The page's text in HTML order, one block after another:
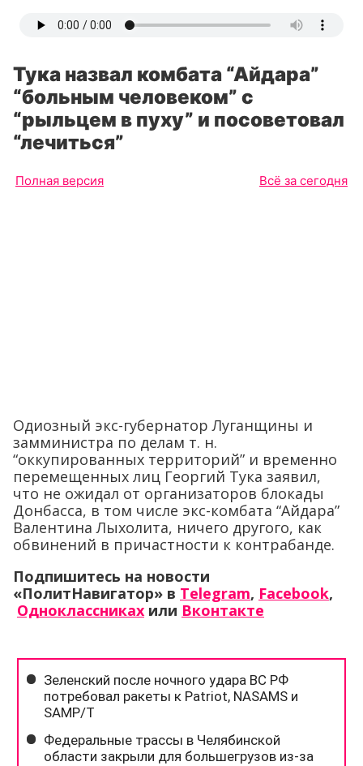
Тука назвал комбата “Айдара”
“больным человеком” с
“рыльцем в пуху” и посоветовал
“лечиться”
Полная версия Всё за сегодня
Одиозный экс-губернатор Луганщины и
замминистра по делам т. н.
“оккупированных территорий” и временно
перемещенных лиц Георгий Тука заявил,
что не ожидал от организаторов блокады
Донбасса, в том числе экс-комбата “Айдара”
Валентина Лыхолита, ничего другого, как
обвинений в причастности к контрабанде.
Подпишитесь на новости
«ПолитНавигатор» в Telegram, Facebook,
Одноклассниках или Вконтакте